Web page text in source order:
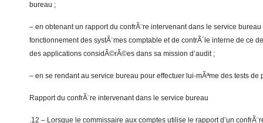
bureau ;
– en obtenant un rapport du confrÃ¨re intervenant dans le service bureau
fonctionnement des systÃ¨mes comptable et de contrÃ´le interne de ce
des applications considÃ©rÃ©es dans sa mission d’audit ;
– en se rendant au service bureau pour effectuer lui-mÃªme des tests de
Rapport du confrÃ¨re intervenant dans le service bureau
.12 – Lorsque le commissaire aux comptes utilise le rapport d’un